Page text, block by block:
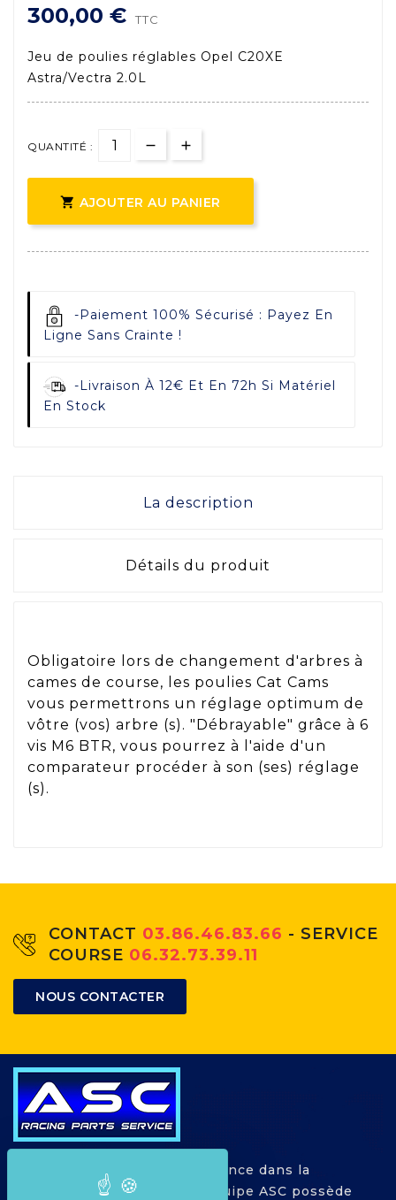
300,00 € TTC
Jeu de poulies réglables Opel C20XE
Astra/Vectra 2.0L
QUANTITÉ :
 AJOUTER AU PANIER
- Paiement 100% Sécurisé : Payez En
Ligne Sans Crainte !
- Livraison À 12€ Et En 72h Si Matériel
En Stock
La description
Détails du produit
Obligatoire lors de changement d'arbres à
cames de course, les poulies Cat Cams
vous permettrons un réglage optimum de
vôtre (vos) arbre (s). "Débrayable" grâce à 6
vis M6 BTR, vous pourrez à l'aide d'un
comparateur procéder à son (ses) réglage
(s).
CONTACT 03.86.46.83.66 - SERVICE
COURSE 06.32.73.39.11
NOUS CONTACTER
Avec plus de 25 ans d'expérience dans la
compétition Automobile, l'équipe ASC possède